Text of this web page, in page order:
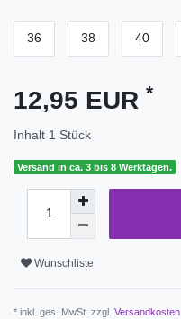
36 38 40
12,95 EUR *
Inhalt 1 Stück
Versand in ca. 3 bis 8 Werktagen.
Wunschliste
* inkl. ges. MwSt. zzgl. Versandkosten